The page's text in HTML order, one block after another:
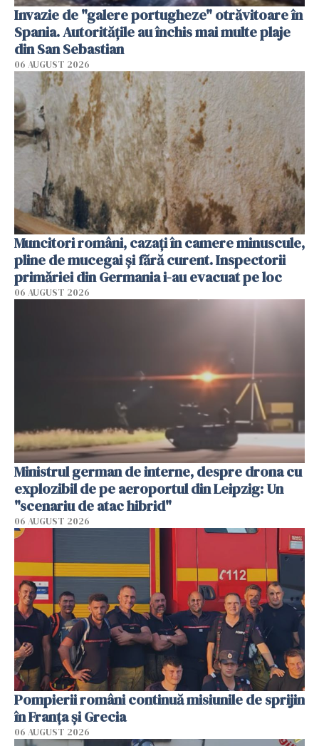
Invazie de "galere portugheze" otrăvitoare în
Spania. Autoritățile au închis mai multe plaje
din San Sebastian
06 AUGUST 2026
Muncitori români, cazați în camere minuscule,
pline de mucegai și fără curent. Inspectorii
primăriei din Germania i-au evacuat pe loc
06 AUGUST 2026
Ministrul german de interne, despre drona cu
explozibil de pe aeroportul din Leipzig: Un
"scenariu de atac hibrid"
06 AUGUST 2026
Pompierii români continuă misiunile de sprijin
în Franţa şi Grecia
06 AUGUST 2026